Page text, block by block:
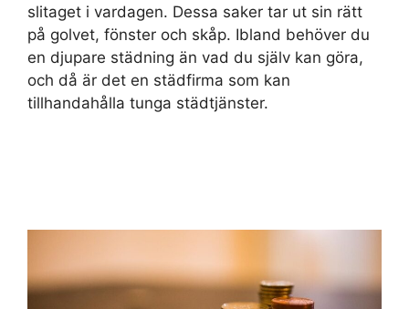
slitaget i vardagen. Dessa saker tar ut sin rätt
på golvet, fönster och skåp. Ibland behöver du
en djupare städning än vad du själv kan göra,
och då är det en städfirma som kan
tillhandahålla tunga städtjänster.